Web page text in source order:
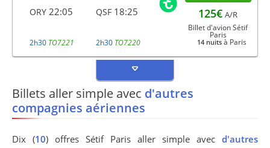
ORY 22:05
2h30 TO7221
QSF 18:25
2h30 TO7220
125€ A/R
Billet d'avion Sétif
Paris
14 nuits à Paris
Billets aller simple avec d'autres
compagnies aériennes
Dix (10) offres Sétif Paris aller simple avec d'autres